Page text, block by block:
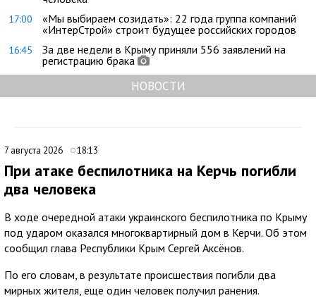
17:00
«Мы выбираем созидать»: 22 года группа компаний
«ИнтерСтрой» строит будущее российских городов
16:45
За две недели в Крыму приняли 556 заявлений на
регистрацию брака
НОВОСТИ
7 августа 2026 18:13
При атаке беспилотника на Керчь погибли
два человека
В ходе очередной атаки украинского беспилотника по Крыму
под ударом оказался многоквартирный дом в Керчи. Об этом
сообщил глава Республики Крым Сергей Аксёнов.
По его словам, в результате происшествия погибли два
мирных жителя, еще один человек получил ранения.